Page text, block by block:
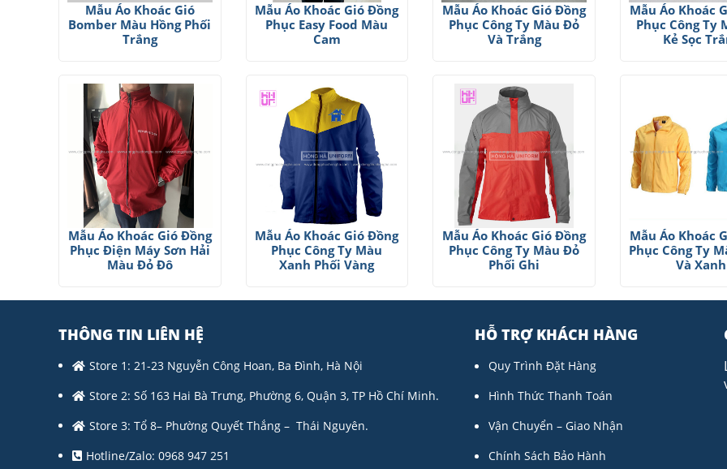
Mẫu Áo Khoác Gió
Bomber Màu Hồng Phối
Trắng
Mẫu Áo Khoác Gió Đồng
Phục Easy Food Màu
Cam
Mẫu Áo Khoác Gió Đồng
Phục Công Ty Màu Đỏ
Và Trắng
Mẫu Áo Khoác
Phục Công Ty
Kẻ Sọc
Mẫu Áo Khoác Gió Đồng
Phục Điện Máy Sơn Hải
Màu Đỏ Đô
Mẫu Áo Khoác Gió Đồng
Phục Công Ty Màu
Xanh Phối Vàng
Mẫu Áo Khoác Gió Đồng
Phục Công Ty Màu Đỏ
Phối Ghi
Mẫu Áo Khoác
Phục Công Ty
Và Xanh
THÔNG TIN LIÊN HỆ
Store 1: 21-23 Nguyễn Công Hoan, Ba Đình, Hà Nội
Store 2: Số 163 Hai Bà Trưng, Phường 6, Quận 3, TP Hồ Chí Minh.
Store 3: Tổ 8– Phường Quyết Thắng – Thái Nguyên.
Hotline/Zalo: 0968 947 251
HỖ TRỢ KHÁCH HÀNG
Quy Trình Đặt Hàng
Hình Thức Thanh Toán
Vận Chuyển – Giao Nhận
Chính Sách Bảo Hành